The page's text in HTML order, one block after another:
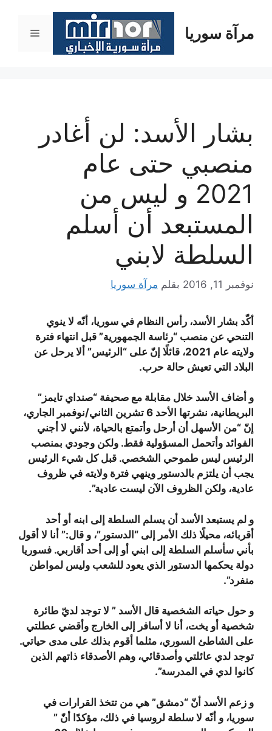
المحتوىمرآة سوريا القائمة
بشار الأسد: لن أغادر
منصبي حتى عام
2021 و ليس من
المستبعد أن أسلم
السلطة لابني
نوفمبر 11, 2016 بقلم مرآة سوريا
أكّد بشار الأسد، رأس النظام في سوريا، أنّه لا ينوي
التنحي عن منصب “رئاسة الجمهورية” قبل انتهاء فترة
ولايته عام 2021، قائلًا إنّ على “الرئيس” ألا يرحل عن
البلاد التي تعيش حالة حرب.
و أضاف الأسد خلال مقابلة مع صحيفة “صنداي تايمز”
البريطانية، نشرتها الأحد 6 تشرين الثاني/نوفمبر الجاري،
إنّ “من الأسهل أن أرحل وأتمتع بالحياة، لأنني لا أجني
الفوائد وأتحمل المسؤولية فقط. ولكن وجودي بمنصب
الرئيس ليس طموحي الشخصي. قبل كل شيء الرئيس
يجب أن يلتزم بالدستور وينهي فترة ولايته في ظروف
عادية، ولكن الظروف الآن ليست عادية”.
و لم يستبعد الأسد أن يسلم السلطة إلى ابنه أو أحد
أقربائه، محيلًا ذلك الأمر إلى “الدستور”، و قال:” أنا لا أقول
بأني سأسلم السلطة إلى ابني أو إلى أحد أقاربي. فسوريا
دولة يحكمها الدستور الذي يعود للشعب وليس لمواطن
منفرد”.
و حول حياته الشخصية قال الأسد ” لا توجد لديّ طائرة
شخصية أو يخت، أنا لا أسافر إلى الخارج وأقضي عطلتي
على الشاطئ السوري، مثلما أقوم بذلك على مدى حياتي.
توجد لدي عائلتي وأصدقائي، وهم الأصدقاء ذاتهم الذين
كانوا لدي في المدرسة”.
و زعم الأسد أنّ “دمشق” هي من تتخذ القرارات في
سوريا، و أنّه لا سلطة لروسيا في ذلك، مؤكدًا أنّ ”